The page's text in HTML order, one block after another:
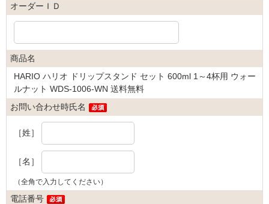
オーダーＩＤ
商品名
HARIO ハリオ ドリップスタンド セット 600ml 1～4杯用 ウォー
ルナット WDS-1006-WN 送料無料
お問い合わせ時氏名
［姓］
［名］
（全角で入力してください）
電話番号